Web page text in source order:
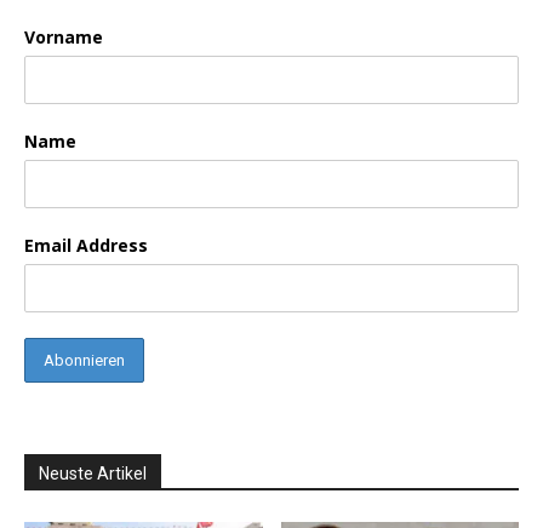
Vorname
Name
Email Address
Neuste Artikel